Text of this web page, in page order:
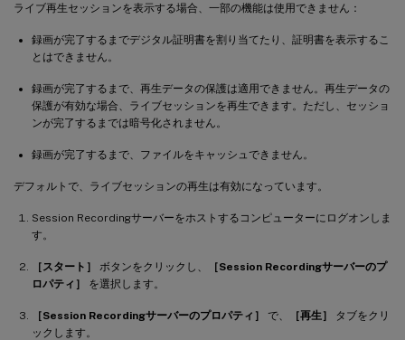
ライブ再生セッションを表示する場合、一部の機能は使用できません：
録画が完了するまでデジタル証明書を割り当てたり、証明書を表示するこ
とはできません。
録画が完了するまで、再生データの保護は適用できません。再生データの
保護が有効な場合、ライブセッションを再生できます。ただし、セッショ
ンが完了するまでは暗号化されません。
録画が完了するまで、ファイルをキャッシュできません。
デフォルトで、ライブセッションの再生は有効になっています。
Session Recordingサーバーをホストするコンピューターにログオンしま
す。
［スタート］ ボタンをクリックし、
［Session Recordingサーバーのプ
ロパティ］
を選択します。
［Session Recordingサーバーのプロパティ］ で、 ［再生］
タブをクリ
ックします。